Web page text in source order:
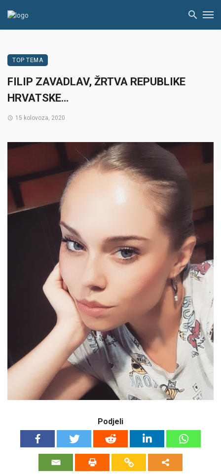
TOP TEMA
FILIP ZAVADLAV, ŽRTVA REPUBLIKE
HRVATSKE…
15 kolovoza, 2020
Podjeli